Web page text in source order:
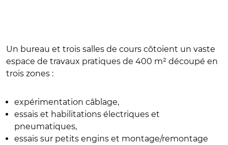
Un bureau et trois salles de cours côtoient un vaste
espace de travaux pratiques de 400 m² découpé en
trois zones :
expérimentation câblage,
essais et habilitations électriques et
pneumatiques,
essais sur petits engins et montage/remontage